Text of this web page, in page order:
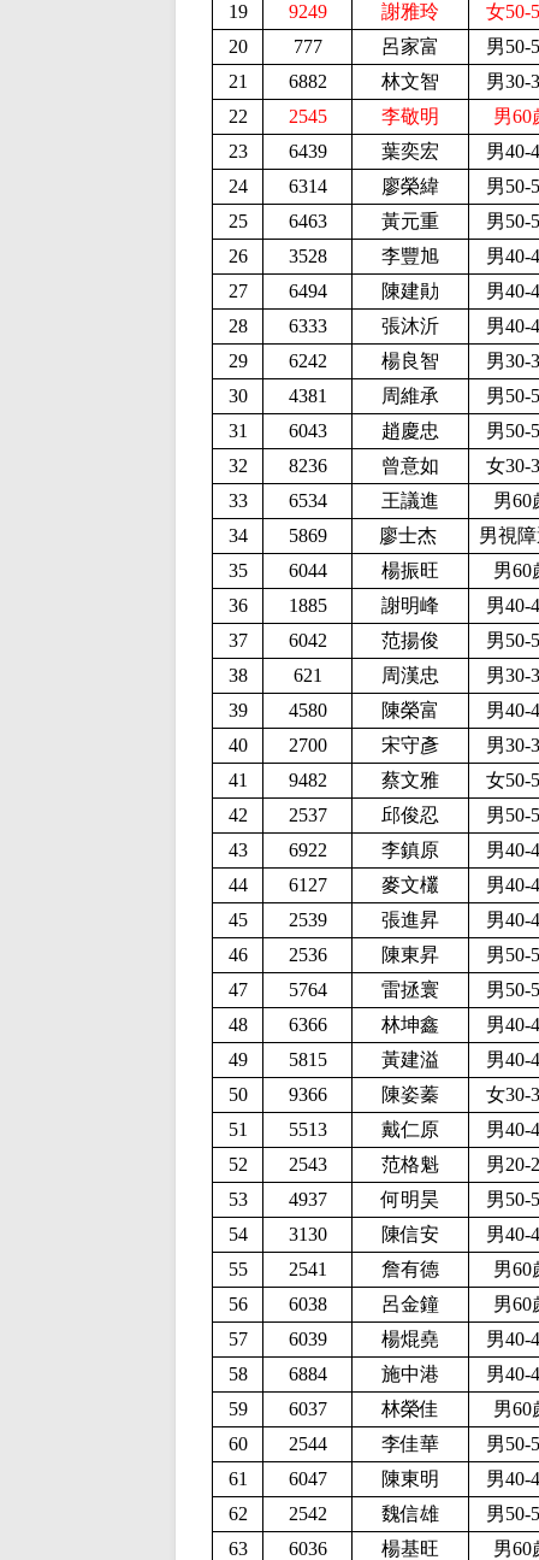
19
9249 謝雅玲
女50-
20
777 呂家富
男50-
21
6882 林文智
男30-
22
2545 李敬明
男60
23
6439 葉奕宏
男40-
24
6314 廖榮緯
男50-
25
6463 黃元重
男50-
26
3528 李豐旭
男40-
27
6494 陳建勛
男40-
28
6333 張沐沂
男40-
29
6242 楊良智
男30-
30
4381 周維承
男50-
31
6043 趙慶忠
男50-
32
8236 曾意如
女30-
33
6534 王議進
男60
34
5869 廖士杰
男視
35
6044 楊振旺
男60
36
1885 謝明峰
男40-
37
6042 范揚俊
男50-
38
621 周漢忠
男30-
39
4580 陳榮富
男40-
40
2700 宋守彥
男30-
41
9482 蔡文雅
女50-
42
2537 邱俊忍
男50-
43
6922 李鎮原
男40-
44
6127 麥文欉
男40-
45
2539 張進昇
男40-
46
2536 陳東昇
男50-
47
5764 雷拯寰
男50-
48
6366 林坤鑫
男40-
49
5815 黃建溢
男40-
50
9366 陳姿蓁
女30-
51
5513 戴仁原
男40-
52
2543 范格魁
男20-
53
4937 何明昊
男50-
54
3130 陳信安
男40-
55
2541 詹有德
男60
56
6038 呂金鐘
男60
57
6039 楊焜堯
男40-
58
6884 施中港
男40-
59
6037 林榮佳
男60
60
2544 李佳華
男50-
61
6047 陳東明
男40-
62
2542 魏信雄
男50-
63
6036 楊基旺
男60